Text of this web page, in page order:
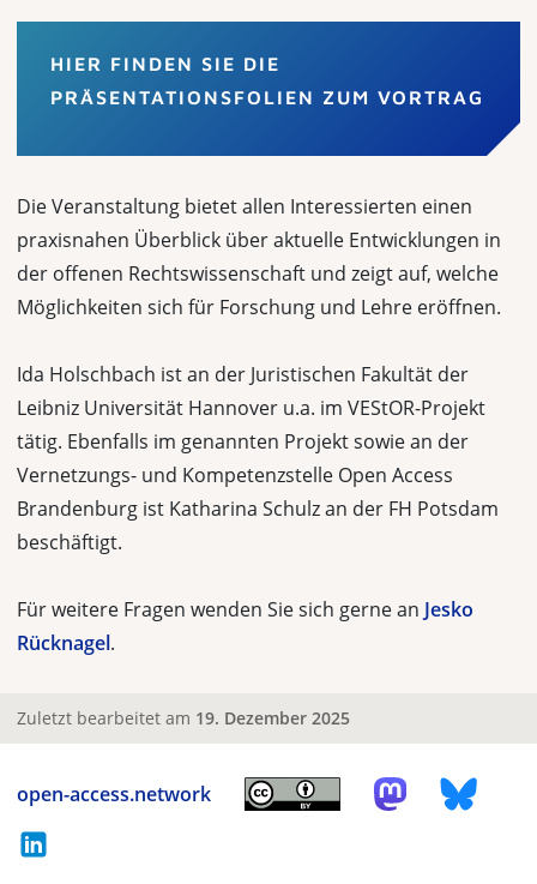
HIER FINDEN SIE DIE
PRÄSENTATIONSFOLIEN ZUM VORTRAG
Die Veranstaltung bietet allen Interessierten einen
praxisnahen Überblick über aktuelle Entwicklungen in
der offenen Rechtswissenschaft und zeigt auf, welche
Möglichkeiten sich für Forschung und Lehre eröffnen.
Ida Holschbach ist an der Juristischen Fakultät der
Leibniz Universität Hannover u.a. im VEStOR-Projekt
tätig. Ebenfalls im genannten Projekt sowie an der
Vernetzungs- und Kompetenzstelle Open Access
Brandenburg ist Katharina Schulz an der FH Potsdam
beschäftigt.
Für weitere Fragen wenden Sie sich gerne an Jesko
Rücknagel.
Zuletzt bearbeitet am 19. Dezember 2025
open-access.network